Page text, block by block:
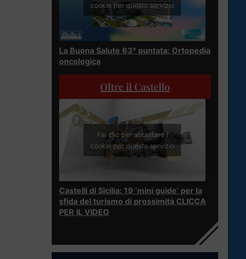
cookie per questo servizio
La Buona Salute 63° puntata: Ortopedia
oncologica
Oltre il Castello
Fai clic per accettare i
cookie per questo servizio
Castelli di Sicilia: 19 ‘mini guide’ per la
sfida del turismo di prossimità CLICCA
PER IL VIDEO